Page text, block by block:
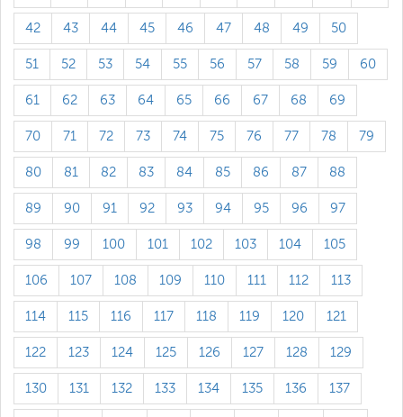
42 43 44 45 46 47 48 49 50
51 52 53 54 55 56 57 58 59 60
61 62 63 64 65 66 67 68 69
70 71 72 73 74 75 76 77 78 79
80 81 82 83 84 85 86 87 88
89 90 91 92 93 94 95 96 97
98 99 100 101 102 103 104 105
106 107 108 109 110 111 112 113
114 115 116 117 118 119 120 121
122 123 124 125 126 127 128 129
130 131 132 133 134 135 136 137